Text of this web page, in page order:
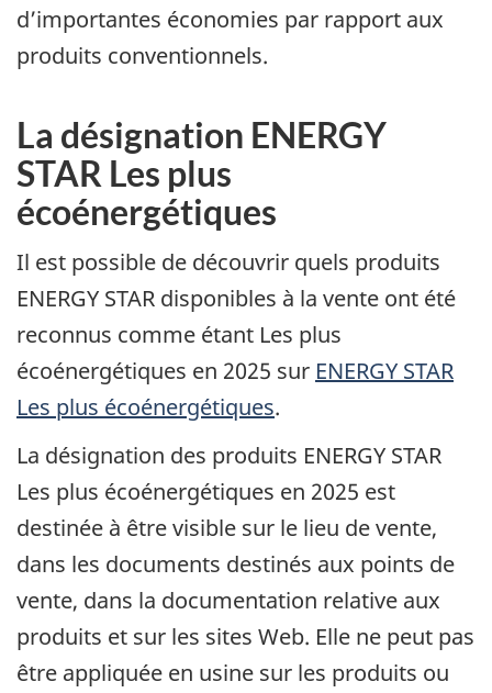
d’importantes économies par rapport aux
produits conventionnels.
La désignation ENERGY
STAR Les plus
écoénergétiques
Il est possible de découvrir quels produits
ENERGY STAR disponibles à la vente ont été
reconnus comme étant Les plus
écoénergétiques en 2025 sur ENERGY STAR
Les plus écoénergétiques.
La désignation des produits ENERGY STAR
Les plus écoénergétiques en 2025 est
destinée à être visible sur le lieu de vente,
dans les documents destinés aux points de
vente, dans la documentation relative aux
produits et sur les sites Web. Elle ne peut pas
être appliquée en usine sur les produits ou